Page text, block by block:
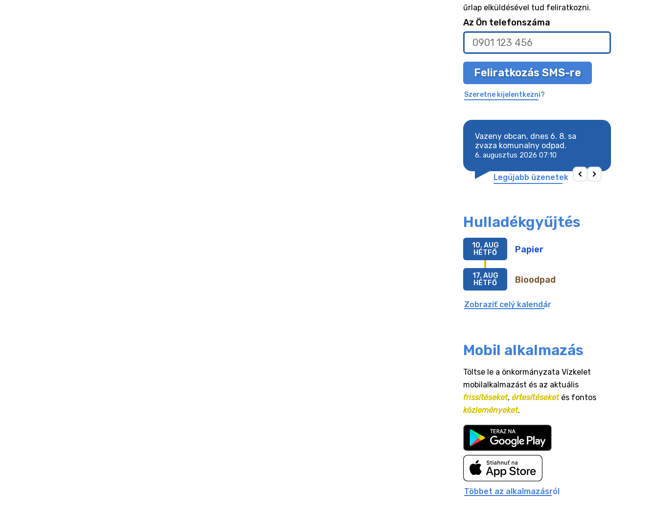
űrlap elküldésével tud feliratkozni.
Az Ön telefonszáma
Feliratkozás SMS-re
Szeretne kijelentkezni?
Vazeny obcan, dnes 6. 8. sa
zvaza komunalny odpad.
6. augusztus 2026 07:10
Legújabb üzenetek
Hulladékgyűjtés
Papier
10. AUG
HÉTFŐ
Bioodpad
17. AUG
HÉTFŐ
Zobraziť celý kalendár
Mobil alkalmazás
Töltse le a önkormányzata Vízkelet
mobilalkalmazást és az aktuális
frissítéseket, értesítéseketés fontos
közleményeket.
Többet az alkalmazásról